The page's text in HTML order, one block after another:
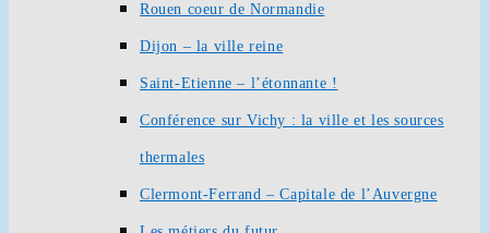
Rouen coeur de Normandie
Dijon – la ville reine
Saint-Etienne – l’étonnante !
Conférence sur Vichy : la ville et les sources
thermales
Clermont-Ferrand – Capitale de l’Auvergne